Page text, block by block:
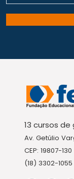
13 cursos de
Av. Getúlio
CEP: 19807-130
(18) 3302-1055